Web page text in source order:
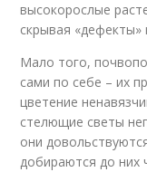
высокорослые
скрывая «дефекты»
Мало того,
сами по себе – их
цветение
стелющие светы
они
добираются до них